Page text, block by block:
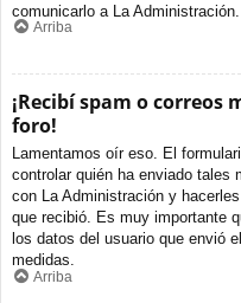
comunicarlo a La Administración.
Arriba
¡Recibí spam o correos
foro!
Lamentamos oír eso. El
controlar quién ha enviado tales
con La Administración y
que recibió. Es muy importante
los datos del usuario que envió
medidas.
Arriba